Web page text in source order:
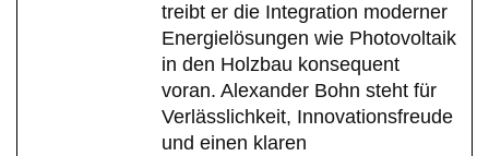
treibt er die Integration moderner
Energielösungen wie Photovoltaik
in den Holzbau konsequent
voran. Alexander Bohn steht für
Verlässlichkeit, Innovationsfreude
und einen klaren